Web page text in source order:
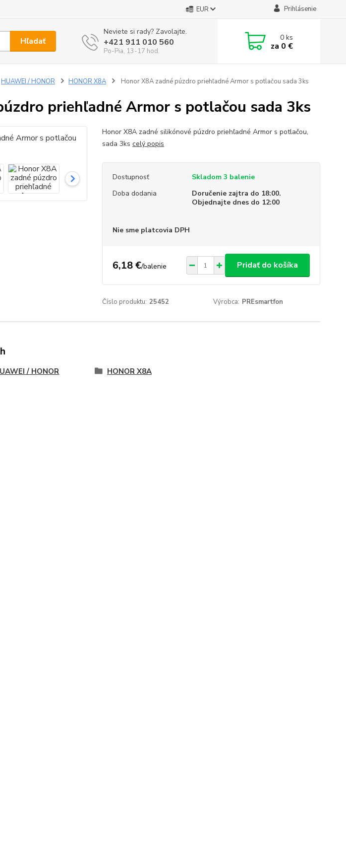
EUR Prihlásenie
Hľadať
Neviete si rady? Zavolajte.
+421 911 010 560
Po-Pia, 13-17 hod.
0ks
za 0 €
HUAWEI / HONOR HONOR X8A Honor X8A zadné púzdro priehľadné Armor s potlačou sada 3ks
priehľadné Armor s potlačou sada 3ks
Honor X8A zadné silikónové púzdro priehľadné Armor s potlačou,
sada 3ks celý popis
Dostupnosť
Skladom 3 balenie
Doba dodania
Doručenie zajtra do 18:00.
Objednajte dnes do 12:00
Nie sme platcovia DPH
6,18 €/balenie Pridať do košíka
Číslo produktu: 25452 Výrobca: PREsmartfon
/ HONOR HONOR X8A